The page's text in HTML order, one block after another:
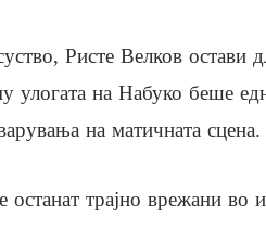
Ристе Велков остави
улогата на Набуко беше
на матичната сцена.
трајно врежани во